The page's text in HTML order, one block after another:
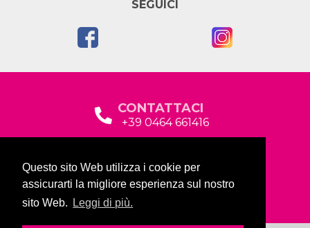
Questo sito Web utilizza i cookie per
assicurarti la migliore esperienza sul nostro
sito Web.
Leggi di più.
SEGUICI
CONTATTACI
+39 0464 661416
Via Baltera, 19
38066 Riva del Garda (TN)